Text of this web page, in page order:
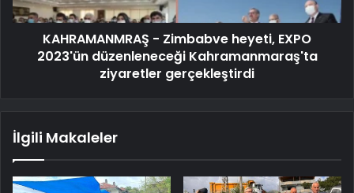
KAHRAMANMRAŞ - Zimbabve heyeti, EXPO
2023'ün düzenleneceği Kahramanmaraş'ta
ziyaretler gerçekleştirdi
İlgili Makaleler